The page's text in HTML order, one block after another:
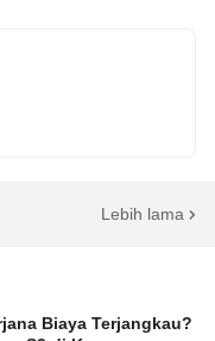
Lebih lama
Biaya Terjangkau?